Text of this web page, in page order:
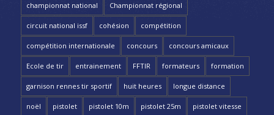
championnat national Championnat régional
circuit national issf cohésion compétition
compétition internationale concours concours amicaux
Ecole de tir entrainement FFTIR formateurs formation
garnison rennes tir sportif huit heures longue distance
noël pistolet pistolet 10m pistolet 25m pistolet vitesse